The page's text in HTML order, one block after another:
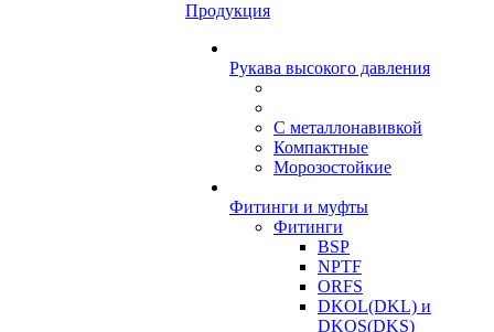
Продукция
Рукава высокого давления
С металлонавивкой
Компактные
Морозостойкие
Фитинги и муфты
Фитинги
BSP
NPTF
ORFS
DKOL(DKL) и
DKOS(DKS)